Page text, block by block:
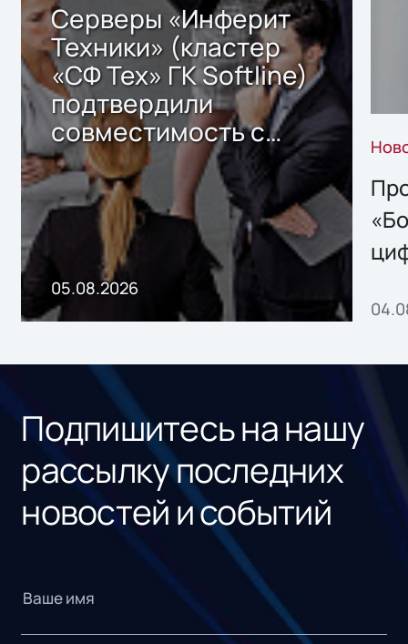
Серверы «Инферит
Техники» (кластер
«СФ Тех» ГК Softline)
подтвердили
совместимость с
решением Sharx
Storage 2.x для
хранения данных
05.08.2026
Подпишитесь на нашу
рассылку последних
новостей и событий